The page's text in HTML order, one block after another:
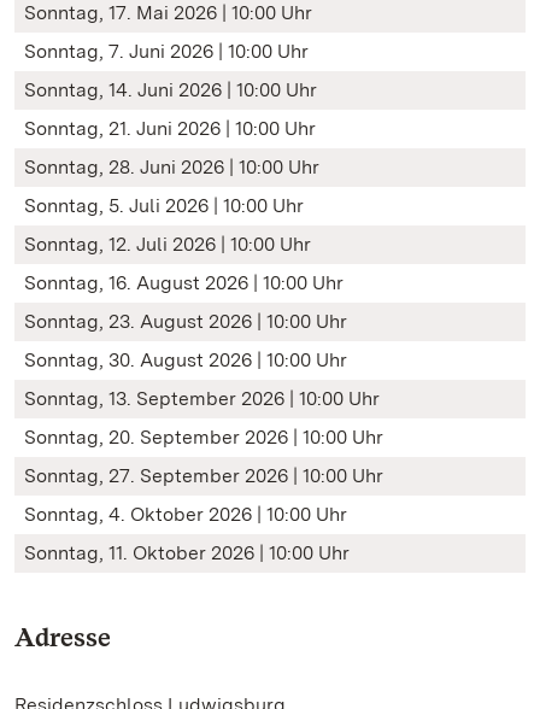
Sonntag, 17. Mai 2026 | 10:00 Uhr
Sonntag, 7. Juni 2026 | 10:00 Uhr
Sonntag, 14. Juni 2026 | 10:00 Uhr
Sonntag, 21. Juni 2026 | 10:00 Uhr
Sonntag, 28. Juni 2026 | 10:00 Uhr
Sonntag, 5. Juli 2026 | 10:00 Uhr
Sonntag, 12. Juli 2026 | 10:00 Uhr
Sonntag, 16. August 2026 | 10:00 Uhr
Sonntag, 23. August 2026 | 10:00 Uhr
Sonntag, 30. August 2026 | 10:00 Uhr
Sonntag, 13. September 2026 | 10:00 Uhr
Sonntag, 20. September 2026 | 10:00 Uhr
Sonntag, 27. September 2026 | 10:00 Uhr
Sonntag, 4. Oktober 2026 | 10:00 Uhr
Sonntag, 11. Oktober 2026 | 10:00 Uhr
Adresse